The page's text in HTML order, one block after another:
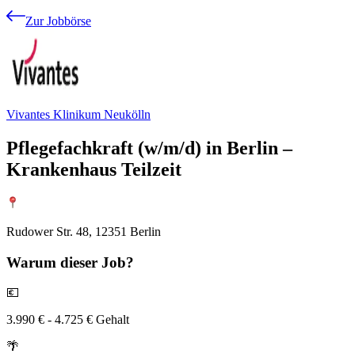
Zur Jobbörse
Vivantes Klinikum Neukölln
Pflegefachkraft (w/m/d) in Berlin –
Krankenhaus Teilzeit
Rudower Str. 48, 12351 Berlin
Warum dieser Job?
💶
3.990 € - 4.725 € Gehalt
🌴